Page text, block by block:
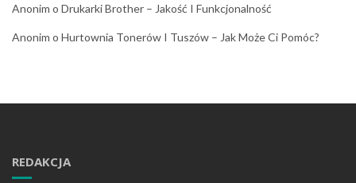
Anonim o Drukarki Brother – Jakość I Funkcjonalność
Anonim o Hurtownia Tonerów I Tuszów – Jak Może Ci Pomóc?
REDAKCJA